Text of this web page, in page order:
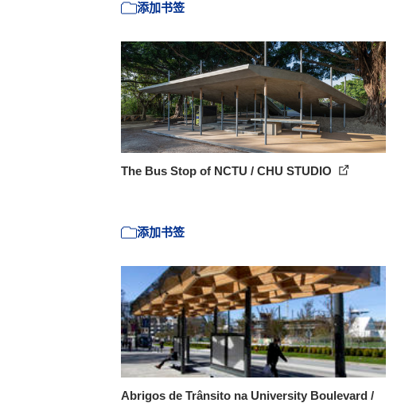
添加书签
The Bus Stop of NCTU / CHU STUDIO
添加书签
Abrigos de Trânsito na University Boulevard /